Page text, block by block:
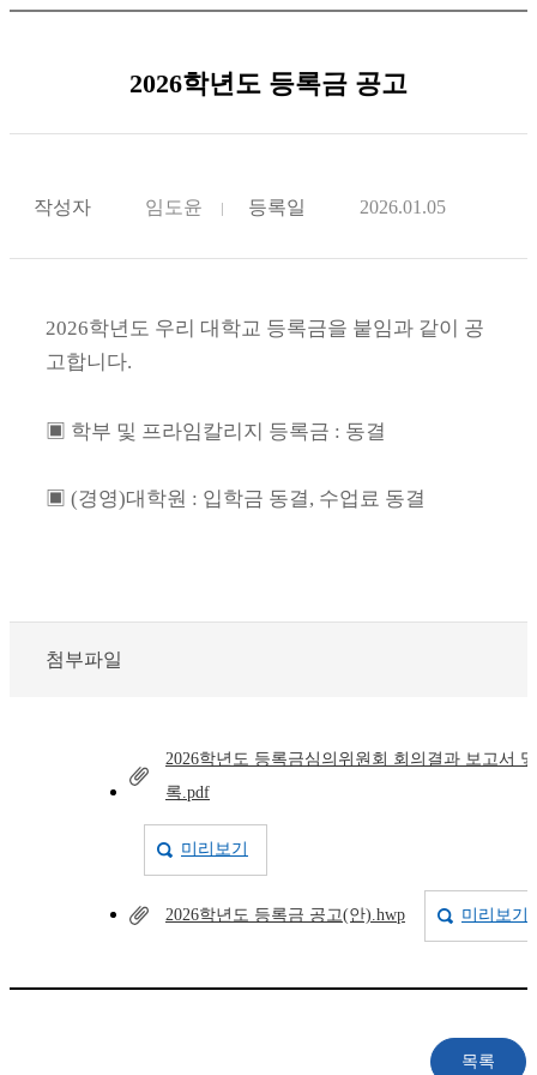
2026학년도 등록금 공고
작성자 임도윤 등록일 2026.01.05
2026학년도 우리 대학교 등록금을 붙임과 같이 공
고합니다.
▣ 학부 및 프라임칼리지 등록금 : 동결
▣ (경영)대학원 : 입학금 동결, 수업료 동결
첨부파일
2026학년도 등록금심의위원회 회의결과 보고서
록.pdf
미리보기
2026학년도 등록금 공고(안).hwp 미리보기